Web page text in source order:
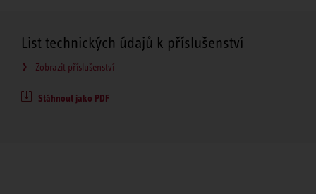
List technických údajů k příslušenství
Zobrazit příslušenství
Stáhnout jako PDF